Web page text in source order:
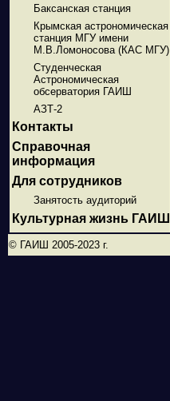
Баксанская станция
Крымская астрономическая
станция МГУ имени
М.В.Ломоносова (КАС МГУ)
Студенческая
Астрономическая
обсерватория ГАИШ
АЗТ-2
Контакты
Справочная
информация
Для сотрудников
Занятость аудиторий
Культурная жизнь ГАИШ
© ГАИШ 2005-2023 г.